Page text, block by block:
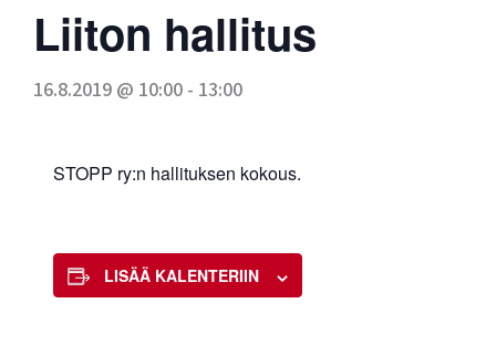
Liiton hallitus
16.8.2019 @ 10:00- 13:00
STOPP ry:n hallituksen kokous.
LISÄÄ KALENTERIIN